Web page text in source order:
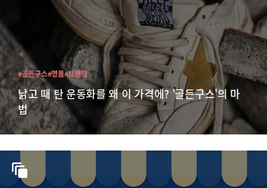
낡고 때 탄 운동화를 왜 이 가격에? '골든구스'의 마
법
#골든구스#명품#브랜딩